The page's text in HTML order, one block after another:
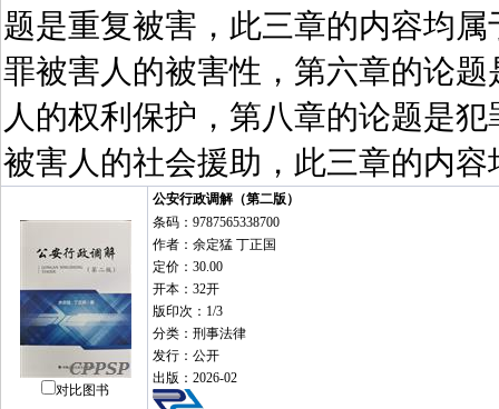
题是重复被害，此三章的内容均
罪被害人的被害性，第六章的论
人的权利保护，第八章的论题是
被害人的社会援助，此三章的内
对比图书
公安行政调解（第二版）
条码：9787565338700
作者：余定猛 丁正国
定价：30.00
开本：32开
版印次：1/3
分类：刑事法律
发行：公开
出版：2026-02